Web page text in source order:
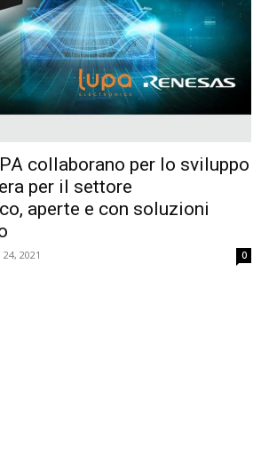
collaborano per lo sviluppo
per il settore
aperte e con soluzioni
2021 0